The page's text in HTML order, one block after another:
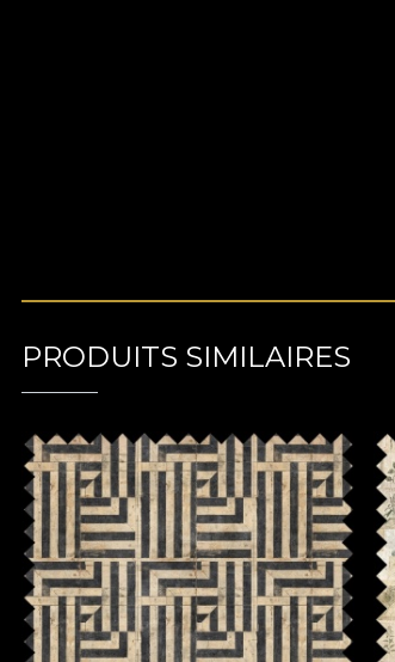
PRODUITS SIMILAIRES